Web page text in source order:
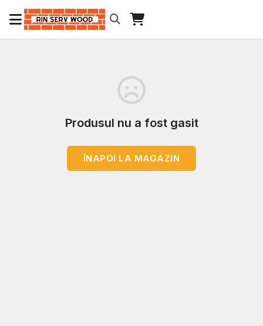
Produsul nu a fost gasit
ÎNAPOI LA MAGAZIN